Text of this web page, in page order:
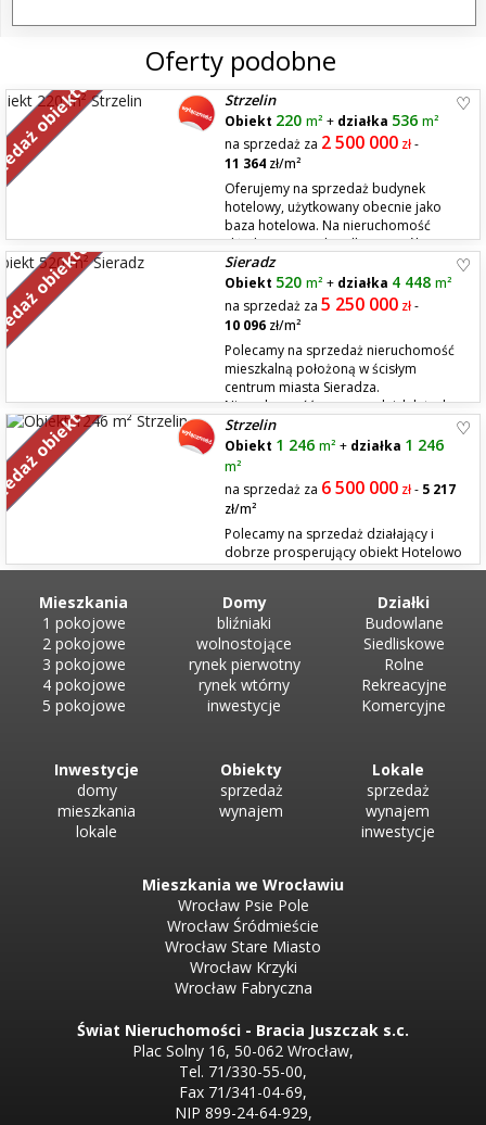
Oferty podobne
obiektów Strzelin
Obiekt 220m² + działka 536m²
na sprzedaż za 2 500 000 zł-
11 364 zł/m²
Oferujemy na sprzedaż budynek
hotelowy, użytkowany obecnie jako
baza hotelowa. Na nieruchomość
składa się 10 pokoi dla 2-4 osób z
łazienkami i toaletami. Budynek znajduje się nieopodal centrum miasta,
jest ogrodzony a przed budynkiem znajduje się prywatny parking.
Istnieje możliwość całodzienneg...
obiektów Sieradz
Obiekt 520m² + działka 4 448m²
na sprzedaż za5 250 000 zł-
10 096 zł/m²
Polecamy na sprzedaż nieruchomość
mieszkalną położoną w ścisłym
centrum miasta Sieradza.
Nieruchomość w poprzednich latach
pełniła funkcję usługowo - restauracyjną, na którą posiada pełną
dokumentację techniczną zmiany przeznaczenia użytkowania. Idealnie
spełni funkcję pierwotną - domu mieszkal...
obiektów Strzelin
Obiekt 1 246m² + działka 1 246
m²
na sprzedaż za 6 500 000 zł- 5 217
zł/m²
Polecamy na sprzedaż działający i
dobrze prosperujący obiekt Hotelowo
- Gastronomiczny położony w
toaletami, wyposażone w telewizory LCD oraz z dostępem do internetu.
Komfortowe apartamenty, zapewniają pełną prywatność i wygodę.
Bud...
Mieszkania
1 pokojowe
2 pokojowe
3 pokojowe
4 pokojowe
5 pokojowe
Domy
bliźniaki
wolnostojące
rynek pierwotny
rynek wtórny
inwestycje
Działki
Budowlane
Siedliskowe
Rolne
Rekreacyjne
Komercyjne
Inwestycje
domy
mieszkania
lokale
Obiekty
sprzedaż
wynajem
Lokale
sprzedaż
wynajem
inwestycje
Mieszkania we Wrocławiu
Wrocław Psie Pole
Wrocław Śródmieście
Wrocław Stare Miasto
Wrocław Krzyki
Wrocław Fabryczna
Świat Nieruchomości - Bracia Juszczak s.c.
Plac Solny 16, 50-062 Wrocław,
Tel. 71/330-55-00,
Fax 71/341-04-69,
NIP 899-24-64-929,